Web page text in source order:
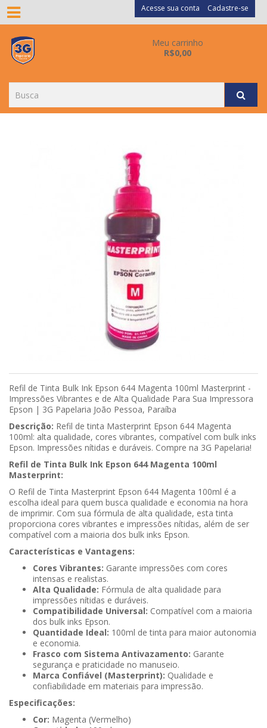
Acesse sua conta Cadastre-se
Meu carrinho
R$0,00
Refil de Tinta Bulk Ink Epson 644 Magenta 100ml Masterprint -
Impressões Vibrantes e de Alta Qualidade Para Sua Impressora
Epson | 3G Papelaria João Pessoa, Paraíba
Descrição: Refil de tinta Masterprint Epson 644 Magenta
100ml: alta qualidade, cores vibrantes, compatível com bulk inks
Epson. Impressões nítidas e duráveis. Compre na 3G Papelaria!
Refil de Tinta Bulk Ink Epson 644 Magenta 100ml
Masterprint:
O Refil de Tinta Masterprint Epson 644 Magenta 100ml é a
escolha ideal para quem busca qualidade e economia na hora
de imprimir. Com sua fórmula de alta qualidade, esta tinta
proporciona cores vibrantes e impressões nítidas, além de ser
compatível com a maioria dos bulk inks Epson.
Características e Vantagens:
Cores Vibrantes: Garante impressões com cores
intensas e realistas.
Alta Qualidade: Fórmula de alta qualidade para
impressões nítidas e duráveis.
Compatibilidade Universal: Compatível com a maioria
dos bulk inks Epson.
Quantidade Ideal: 100ml de tinta para maior autonomia
e economia.
Frasco com Sistema Antivazamento: Garante
segurança e praticidade no manuseio.
Marca Confiável (Masterprint): Qualidade e
confiabilidade em materiais para impressão.
Especificações:
Cor: Magenta (Vermelho)